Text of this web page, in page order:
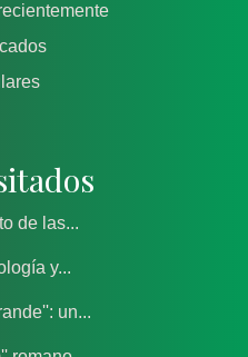
de las...
y...
un...